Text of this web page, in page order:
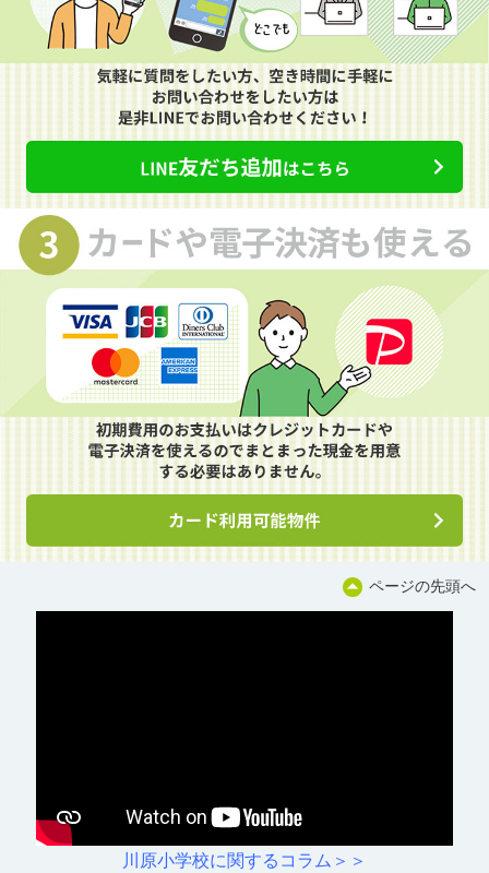
ページの先頭へ
川原小学校に関するコラム＞＞